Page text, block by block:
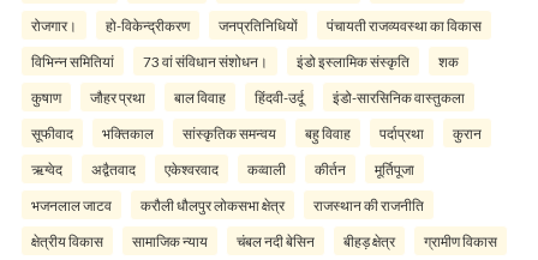
रोजगार। हो-विकेन्द्रीकरण जनप्रतिनिधियों पंचायती राजव्यवस्था का विकास
विभिन्न समितियां 73 वां संविधान संशोधन। इंडो इस्लामिक संस्कृति शक
कुषाण जौहर प्रथा बाल विवाह हिंदवी-उर्दू इंडो-सारसिनिक वास्तुकला
सूफीवाद भक्तिकाल सांस्कृतिक समन्वय बहु विवाह पर्दाप्रथा कुरान
ऋग्वेद अद्वैतवाद एकेश्वरवाद कव्वाली कीर्तन मूर्तिपूजा
भजनलाल जाटव करौली धौलपुर लोकसभा क्षेत्र राजस्थान की राजनीति
क्षेत्रीय विकास सामाजिक न्याय चंबल नदी बेसिन बीहड़ क्षेत्र ग्रामीण विकास